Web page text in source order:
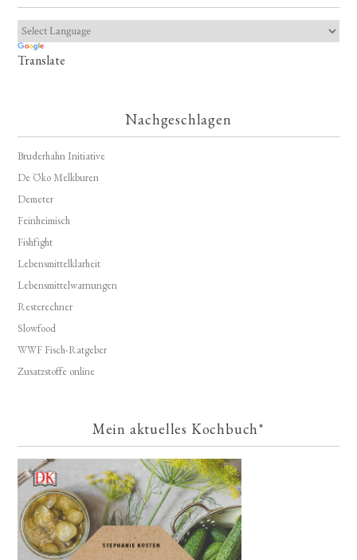
Translate
Nachgeschlagen
Bruderhahn Initiative
De Öko Melkburen
Demeter
Feinheimisch
Fishfight
Lebensmittelklarheit
Lebensmittelwarnungen
Resterechner
Slowfood
WWF Fisch-Ratgeber
Zusatzstoffe online
Mein aktuelles Kochbuch*